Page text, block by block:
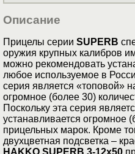
Описание
Прицелы серии SUPERB
оружия крупных калибров
можно рекомендовать
любое используемое в
серия является «топовой»
огромное (более 30)
Поскольку эта серия
устанавливается огромное
прицельных марок. Кроме
двухцветная подсветка –